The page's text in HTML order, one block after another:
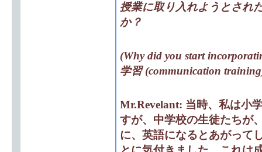
授業に取り入れようとされ
か？
(Why did you start
学習 (communication
Mr.Revelant: 当時、私は小
すが、中学校の生徒たちが
に、英語になるとあがって